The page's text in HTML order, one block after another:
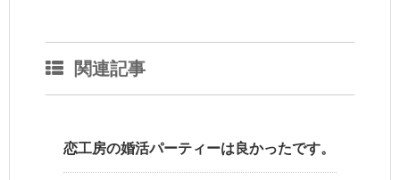
関連記事
恋工房の婚活パーティーは良かったです。